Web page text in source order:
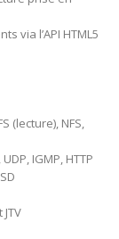
via l’API HTML5
(lecture), NFS,
IGMP, HTTP